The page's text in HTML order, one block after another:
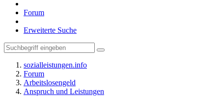
Forum
Erweiterte Suche
sozialleistungen.info
Forum
Arbeitslosengeld
Anspruch und Leistungen